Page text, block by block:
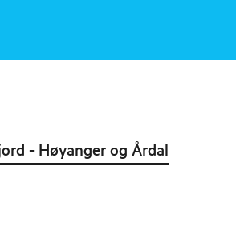
- Høyanger og Årdal